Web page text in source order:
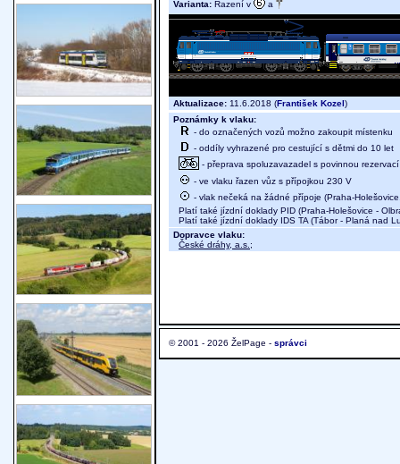
Varianta: Řazení v a
Aktualizace: 11.6.2018 (František Kozel)
Poznámky k vlaku:
- do označených vozů možno zakoupit místenku
- oddíly vyhrazené pro cestující s dětmi do 10 let
- přeprava spoluzavazadel s povinnou
- ve vlaku řazen vůz s přípojkou 230 V
- vlak nečeká na žádné přípoje (Praha-
Platí také jízdní doklady PID (Praha-Holešovice -
Platí také jízdní doklady IDS TA (Tábor - Planá nad
Dopravce vlaku:
České dráhy, a.s. ;
© 2001 - 2026 ŽelPage - správci